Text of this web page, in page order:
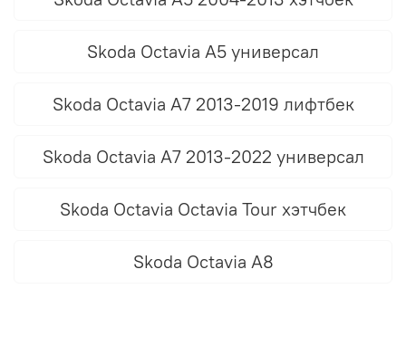
Skoda Octavia A5 универсал
Skoda Octavia A7 2013-2019 лифтбек
Skoda Octavia A7 2013-2022 универсал
Skoda Octavia Octavia Tour хэтчбек
Skoda Octavia A8